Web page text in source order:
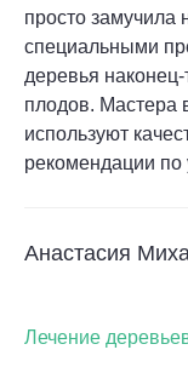
просто
специальными
деревья
плодов. Мастера
используют
рекомендации
Анастасия
Лечение